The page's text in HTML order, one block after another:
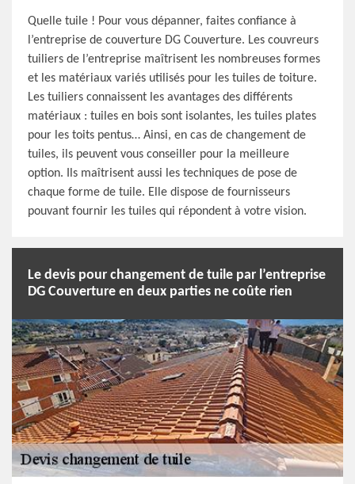
Quelle tuile ! Pour vous dépanner, faites confiance à
l’entreprise de couverture DG Couverture. Les couvreurs
tuiliers de l’entreprise maîtrisent les nombreuses formes
et les matériaux variés utilisés pour les tuiles de toiture.
Les tuiliers connaissent les avantages des différents
matériaux : tuiles en bois sont isolantes, les tuiles plates
pour les toits pentus… Ainsi, en cas de changement de
tuiles, ils peuvent vous conseiller pour la meilleure
option. Ils maîtrisent aussi les techniques de pose de
chaque forme de tuile. Elle dispose de fournisseurs
pouvant fournir les tuiles qui répondent à votre vision.
Le devis pour changement de tuile par l’entreprise
DG Couverture en deux parties ne coûte rien